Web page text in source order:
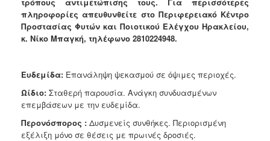
Προγράμματα
Προσχολική
Αγωγή
Κέντρο
Οικογένειας
πληροφορίες απευθυνθείτε στο Περιφερειακό Κέντρο
Προστασίας Φυτών και Ποιοτικού Ελέγχου Ηρακλείου,
κ. Νίκο Μπαγκή, τηλέφωνο 2810224948.
Ευδεμίδα: Επανάληψη ψεκασμού σε όψιμες περιοχές.
Ωίδιο: Σταθερή παρουσία. Ανάγκη συνδυασμένων
επεμβάσεων με την ευδεμίδα.
Περονόσπορος : Δυσμενείς συνθήκες. Περιορισμένη
εξέλιξη μόνο σε θέσεις με πρωινές δροσιές.